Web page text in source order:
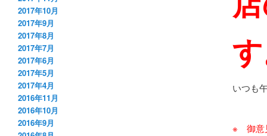
いつも
※ 御意
2017年10月
2017年9月
2017年8月
2017年7月
2017年6月
2017年5月
2017年4月
2016年11月
2016年10月
2016年9月